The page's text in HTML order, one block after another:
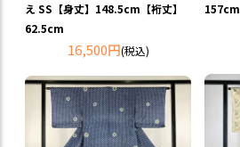
え SS【身丈】148.5cm【裄丈】
62.5cm
16,500円(税込)